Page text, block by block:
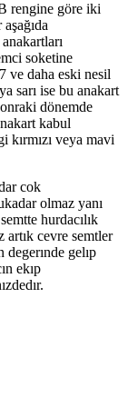
rengine göre iki
soketine
ve daha eski nesil
sarı ise bu anakart
dönemde
kabul
kırmızı veya mavi
cok
olmaz yanı
hurdacılık
artık cevre semtler
degerınde gelıp
ekıp